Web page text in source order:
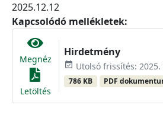
2025.12.12
Kapcsolódó mellékletek:
Megnéz
Letöltés
Hirdetmény
event_available Utolsó frissítés:
786 KB PDF